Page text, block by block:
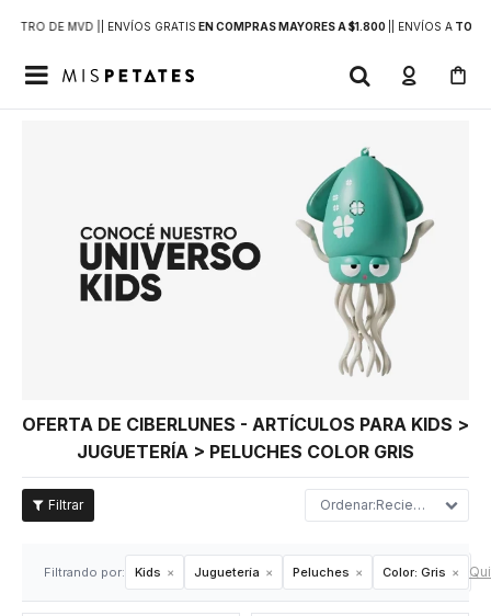
DE MVD | | ENVÍOS GRATIS EN COMPRAS MAYORES A $1.800 | ENVÍOS ATODO

OFERTA DE CIBERLUNES - ARTÍCULOS PARA KIDS >
JUGUETERÍA > PELUCHES COLOR GRIS
Recientes
Filtrando por: Kids Juguetería Peluches Color: Gris